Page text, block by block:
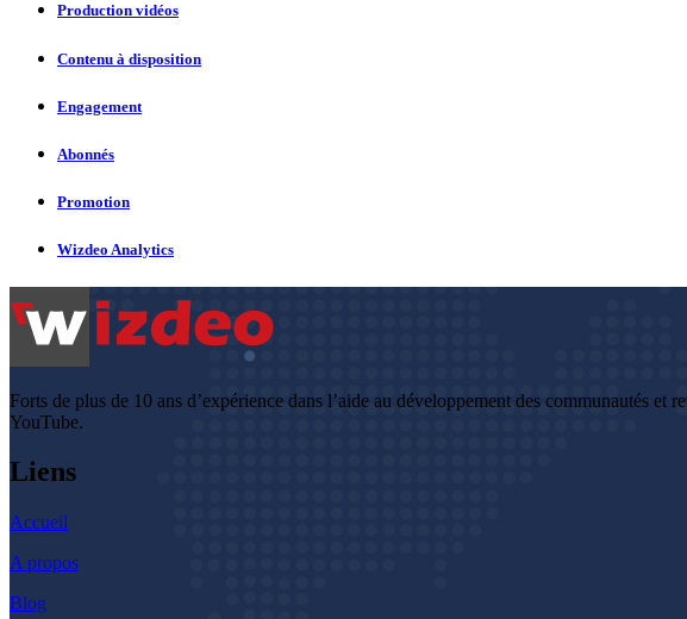
Production vidéos
Contenu à disposition
Engagement
Abonnés
Promotion
Wizdeo Analytics
Forts de plus de 10 ans d’expérience dans l’aide au développement des communautés
YouTube.
Liens
Accueil
A propos
Blog